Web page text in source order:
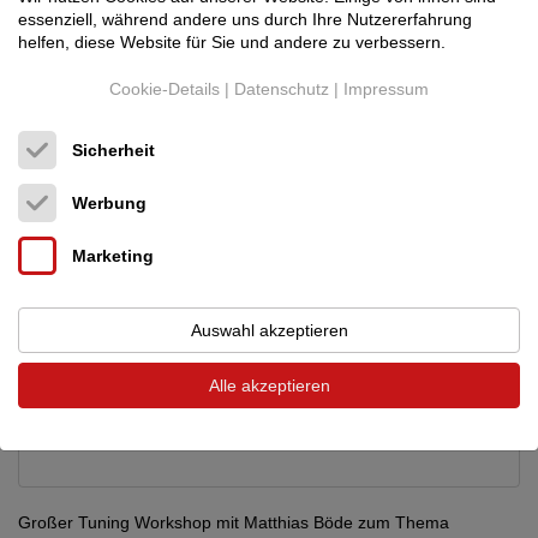
30.11.2023
Großer Tuning Workshop mit Matthias Böde zum Thema
essenziell, während andere uns durch Ihre Nutzererfahrung
helfen, diese Website für Sie und andere zu verbessern.
Cookie-Details | Datenschutz | Impressum
Sicherheit
Werbung
Marketing
Auswahl akzeptieren
Alle akzeptieren